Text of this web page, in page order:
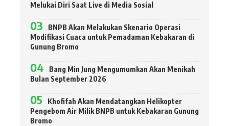
Melukai Diri Saat Live di Media Sosial
BNPB Akan Melakukan Skenario Operasi
Modifikasi Cuaca untuk Pemadaman Kebakaran di
Gunung Bromo
Bang Min Jung Mengumumkan Akan Menikah
Bulan September 2026
Khofifah Akan Mendatangkan Helikopter
Pengebom Air Milik BNPB untuk Kebakaran Gunung
Bromo